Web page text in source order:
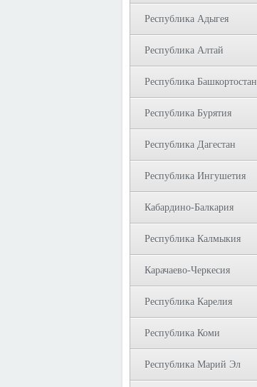
Республика Адыгея
Республика Алтай
Республика Башкортостан
Республика Бурятия
Республика Дагестан
Республика Ингушетия
Кабардино-Балкария
Республика Калмыкия
Карачаево-Черкесия
Республика Карелия
Республика Коми
Республика Марий Эл